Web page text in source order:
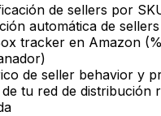
de sellers por
automática de
tracker en Amazon
de seller behavior y
tu red de distribución